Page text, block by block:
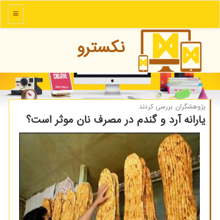
منو
نكسترو
پژوهشگران بررسی كردند
یارانه آرد و گندم در مصرف نان موثر است؟